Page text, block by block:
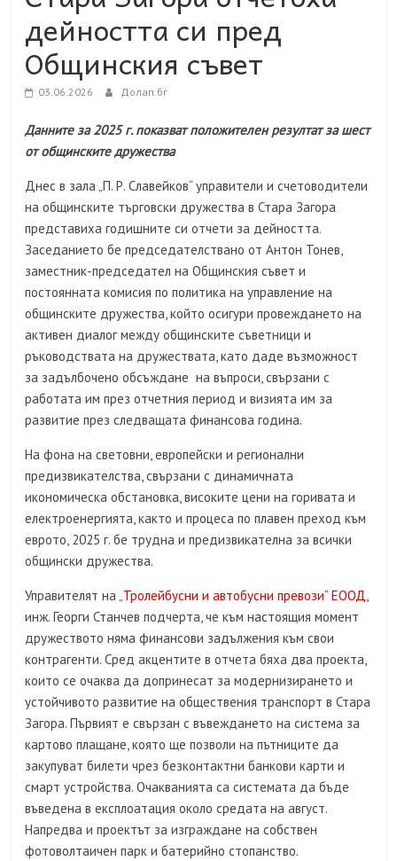
дейността си пред
Общинския съвет
03.06.2026 Долап.бг
Данните за 2025 г. показват положителен резултат за шест
от общинските дружества
Днес в зала „П. Р. Славейков“ управители и счетоводители
на общинските търговски дружества в Стара Загора
представиха годишните си отчети за дейността.
Заседанието бе председателствано от Антон Тонев,
заместник-председател на Общинския съвет и
постоянната комисия по политика на управление на
общинските дружества, който осигури провеждането на
активен диалог между общинските съветници и
ръководствата на дружествата, като даде възможност
за задълбочено обсъждане на въпроси, свързани с
работата им през отчетния период и визията им за
развитие през следващата финансова година.
На фона на световни, европейски и регионални
предизвикателства, свързани с динамичната
икономическа обстановка, високите цени на горивата и
електроенергията, както и процеса по плавен преход към
еврото, 2025 г. бе трудна и предизвикателна за всички
общински дружества.
Управителят на „Тролейбусни и автобусни превози“ ЕООД,
инж. Георги Станчев подчерта, че към настоящия момент
дружеството няма финансови задължения към свои
контрагенти. Сред акцентите в отчета бяха два проекта,
които се очаква да допринесат за модернизирането и
устойчивото развитие на обществения транспорт в Стара
Загора. Първият е свързан с въвеждането на система за
картово плащане, която ще позволи на пътниците да
закупуват билети чрез безконтактни банкови карти и
смарт устройства. Очакванията са системата да бъде
въведена в експлоатация около средата на август.
Напредва и проектът за изграждане на собствен
фотоволтаичен парк и батерийно стопанство.